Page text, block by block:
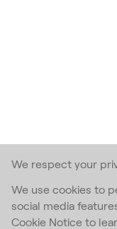
We respect your
We use cookies to
social media
Cookie Notice to